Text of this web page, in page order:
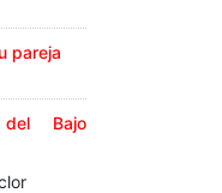
pareja
Bajo